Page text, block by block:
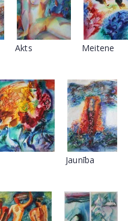
Akts Meitene
Jaunība